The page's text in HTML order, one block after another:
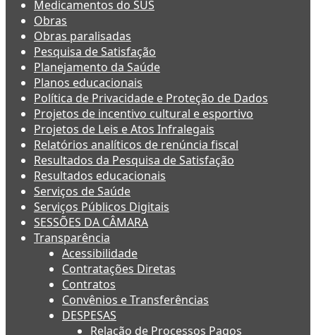
Medicamentos do SUS
Obras
Obras paralisadas
Pesquisa de Satisfação
Planejamento da Saúde
Planos educacionais
Política de Privacidade e Proteção de Dados
Projetos de incentivo cultural e esportivo
Projetos de Leis e Atos Infralegais
Relatórios analíticos de renúncia fiscal
Resultados da Pesquisa de Satisfação
Resultados educacionais
Serviços de Saúde
Serviços Públicos Digitais
SESSÕES DA CÂMARA
Transparência
Acessibilidade
Contratações Diretas
Contratos
Convênios e Transferências
DESPESAS
Relação de Processos Pagos